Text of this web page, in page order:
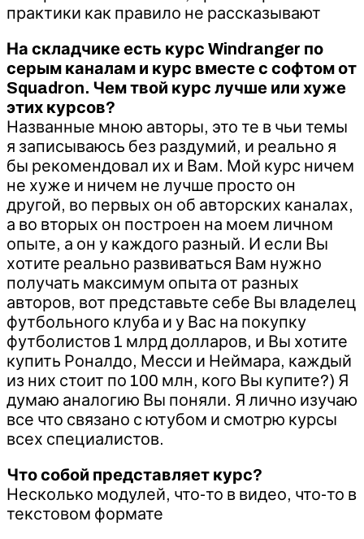
практики как правило не рассказывают
На складчике есть курс Windranger по
серым каналам и курс вместе с софтом от
Squadron. Чем твой курс лучше или хуже
этих курсов?
Названные мною авторы, это те в чьи темы
я записываюсь без раздумий, и реально я
бы рекомендовал их и Вам. Мой курс ничем
не хуже и ничем не лучше просто он
другой, во первых он об авторских каналах,
а во вторых он построен на моем личном
опыте, а он у каждого разный. И если Вы
хотите реально развиваться Вам нужно
получать максимум опыта от разных
авторов, вот представьте себе Вы владелец
футбольного клуба и у Вас на покупку
футболистов 1 млрд долларов, и Вы хотите
купить Роналдо, Месси и Неймара, каждый
из них стоит по 100 млн, кого Вы купите?) Я
думаю аналогию Вы поняли. Я лично изучаю
все что связано с ютубом и смотрю курсы
всех специалистов.
Что собой представляет курс?
Несколько модулей, что-то в видео, что-то в
текстовом формате